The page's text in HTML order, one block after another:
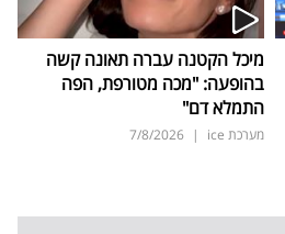
מיכל הקטנה עברה תאונה קשה
בהופעה: "מכה מטורפת, הפה
התמלא דם"
מערכת ice |
7/8/2026